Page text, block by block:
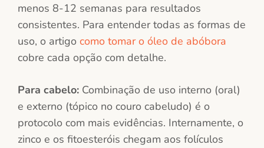
menos 8-12 semanas para resultados
consistentes. Para entender todas as formas de
uso, o artigo como tomar o óleo de abóbora
cobre cada opção com detalhe.
Para cabelo: Combinação de uso interno (oral)
e externo (tópico no couro cabeludo) é o
protocolo com mais evidências. Internamente, o
zinco e os fitoesteróis chegam aos folículos